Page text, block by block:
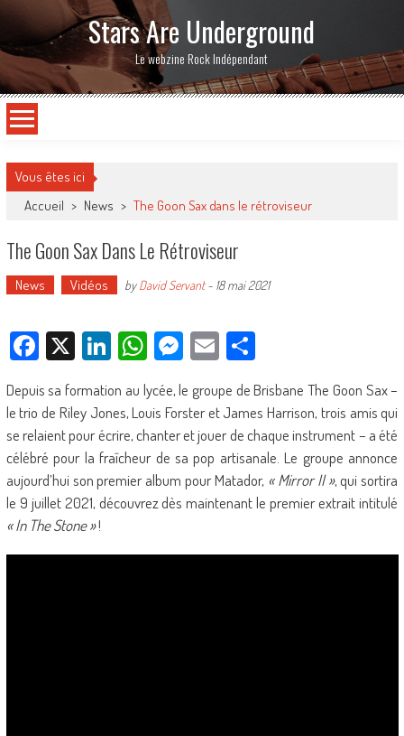
Stars Are Underground
Le webzine Rock Indépendant
Vous êtes ici
Accueil > News > The Goon Sax dans le rétroviseur
The Goon Sax Dans Le Rétroviseur
News Vidéos byDavid Servant- 18 mai 2021
Facebook
X LinkedIn
WhatsApp
Messenger
EmailPartager
Depuis sa formation au lycée, le groupe de Brisbane The Goon Sax –
le trio de Riley Jones, Louis Forster et James Harrison, trois amis qui
se relaient pour écrire, chanter et jouer de chaque instrument – a été
célébré pour la fraîcheur de sa pop artisanale. Le groupe annonce
aujourd’hui son premier album pour Matador, « Mirror II », qui sortira
le 9 juillet 2021, découvrez dès maintenant le premier extrait intitulé
« In The Stone »!